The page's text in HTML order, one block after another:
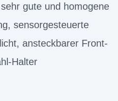
gute und homogene
sensorgesteuerte
ansteckbarer Front-
Halter